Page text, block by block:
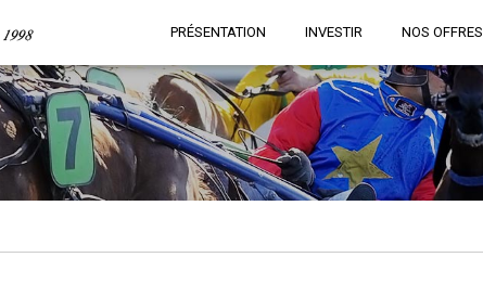
PRÉSENTATION INVESTIR NOS OFFRES